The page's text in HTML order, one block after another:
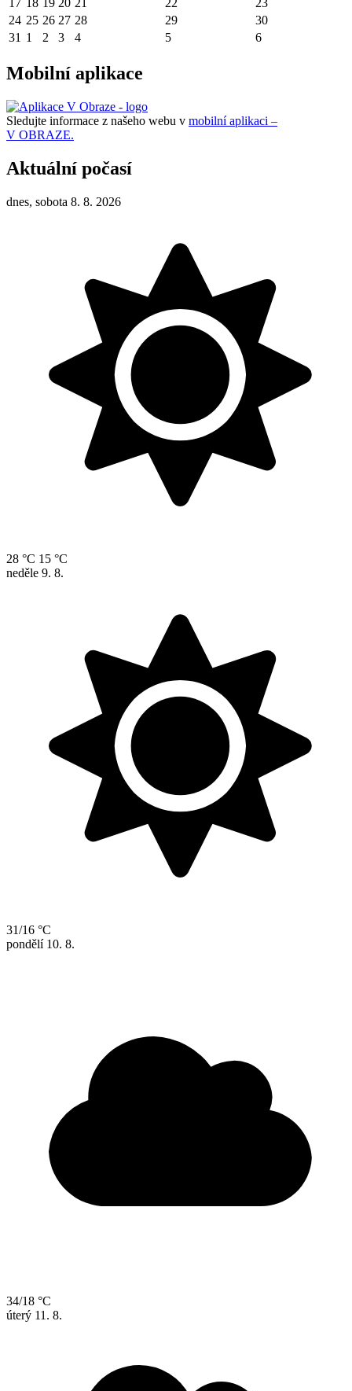
17 18 19 20 21 22
23
24 25 26 27 28 29
30
31 1 2 3 4 5 6
Mobilní aplikace
Sledujte informace z našeho webu v mobilní aplikaci –
V OBRAZE.
Aktuální počasí
dnes, sobota 8. 8. 2026
28 °C 15 °C
neděle 9. 8.
31/16 °C
pondělí 10. 8.
34/18 °C
úterý 11. 8.